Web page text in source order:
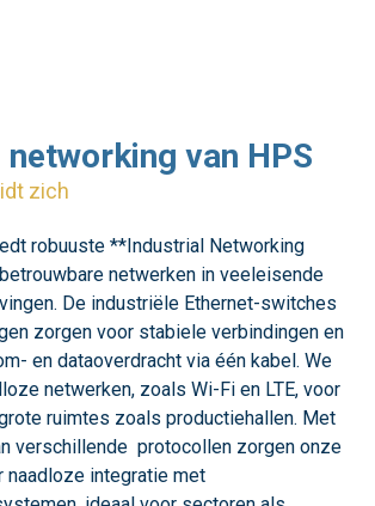
van HPS
zich
robuuste **Industrial Networking
netwerken in veeleisende
De industriële Ethernet-switches
zorgen voor stabiele verbindingen en
en dataoverdracht via één kabel. We
netwerken, zoals Wi-Fi en LTE, voor
ruimtes zoals productiehallen. Met
verschillende protocollen zorgen onze
naadloze integratie met